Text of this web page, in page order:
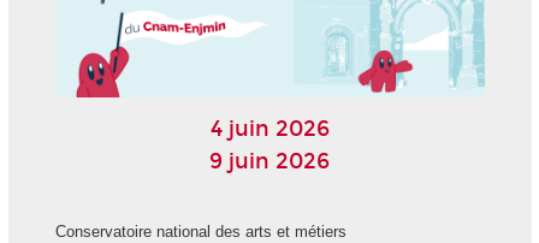
4 juin 2026
9 juin 2026
Conservatoire national des arts et métiers